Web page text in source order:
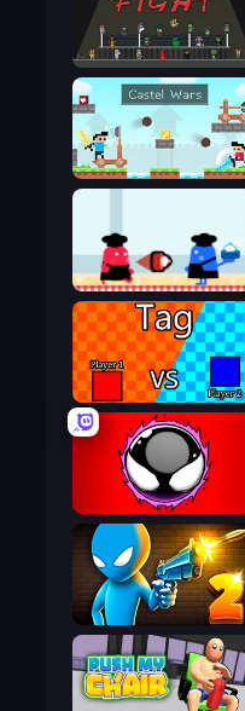
Time to Fight
Castle Wars
Clash of Cakes
2 Player Tag
Splatmans
Drunken Duel 2